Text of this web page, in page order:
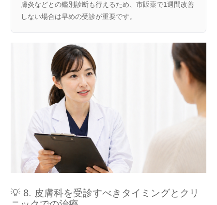
膚炎などとの鑑別診断も行えるため、市販薬で1週間改善
しない場合は早めの受診が重要です。
💡 8. 皮膚科を受診すべきタイミングとクリ